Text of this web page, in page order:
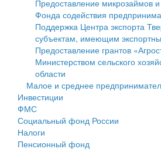
Образование
Здравоохранение
Социальная защита
Фотоальбом
Работа с обращениями граждан
Муниципальный контроль
Муниципальные услуги
Проекты административных
Антимонопольный комплаенс
Противодействие коррупции
Имущественная поддержка
среднего предпринимательства
Информационная поддержка
среднего предпринимательства
Муниципальные программы
Контрольно-счетная палата
Предоставление микрозаймов и
Фонда содействия
Поддержка Центра экспорта
субъектам, имеющим
Предоставление грантов
Министерством сельского
области
Малое и среднее
Инвестиции
ФМС
Социальный фонд России
Налоги
Пенсионный фонд